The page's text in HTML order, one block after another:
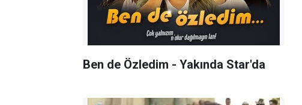
Ben de Özledim - Yakında Star'da